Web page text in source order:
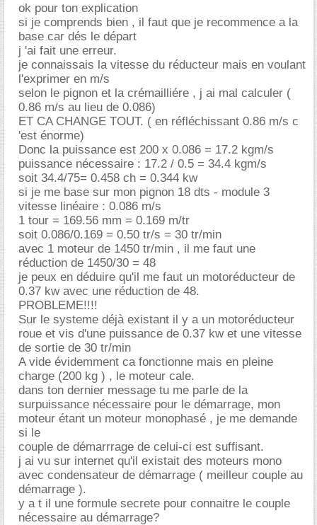
ok pour ton explication
si je comprends bien , il faut que je recommence a la
base car dés le départ
j 'ai fait une erreur.
je connaissais la vitesse du réducteur mais en voulant
l'exprimer en m/s
selon le pignon et la crémailliére , j ai mal calculer (
0.86 m/s au lieu de 0.086)
ET CA CHANGE TOUT. ( en réfléchissant 0.86 m/s c
'est énorme)
Donc la puissance est 200 x 0.086 = 17.2 kgm/s
puissance nécessaire : 17.2 / 0.5 = 34.4 kgm/s
soit 34.4/75= 0.458 ch = 0.344 kw
si je me base sur mon pignon 18 dts - module 3
vitesse linéaire : 0.086 m/s
1 tour = 169.56 mm = 0.169 m/tr
soit 0.086/0.169 = 0.50 tr/s = 30 tr/min
avec 1 moteur de 1450 tr/min , il me faut une
réduction de 1450/30 = 48
je peux en déduire qu'il me faut un motoréducteur de
0.37 kw avec une réduction de 48.
PROBLEME!!!!
Sur le systeme déjà existant il y a un motoréducteur
roue et vis d'une puissance de 0.37 kw et une vitesse
de sortie de 30 tr/min
A vide évidemment ca fonctionne mais en pleine
charge (200 kg ) , le moteur cale.
dans ton dernier message tu me parle de la
surpuissance nécessaire pour le démarrage, mon
moteur étant un moteur monophasé , je me demande
si le
couple de démarrrage de celui-ci est suffisant.
j ai vu sur internet qu'il existait des moteurs mono
avec condensateur de démarrage ( meilleur couple au
démarrage ).
y a t il une formule secrete pour connaitre le couple
nécessaire au démarrage?